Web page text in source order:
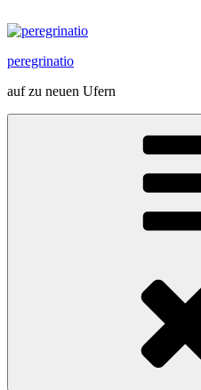
Inhalt
peregrinatio
auf zu neuen Ufern